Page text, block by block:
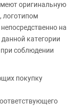
оригинальную
логотипом
на
категории
соблюдении
покупку